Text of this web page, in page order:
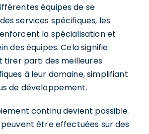
équipes de se
services spécifiques, les
la spécialisation et
des équipes. Cela signifie
tirer parti des meilleures
à leur domaine, simplifiant
de développement.
continu devient possible.
peuvent être effectuées sur des